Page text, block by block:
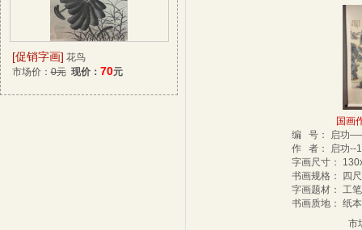
[促销字画] 花鸟
市场价：0元 现价： 70元
国画
编 号： 启功
作 者： 启功
字画尺寸：
书画规格： 四
字画题材： 工
书画质地： 纸
市